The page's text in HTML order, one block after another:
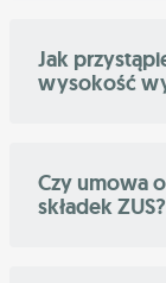
Jak
wysokość
Czy umowa
składek ZUS?